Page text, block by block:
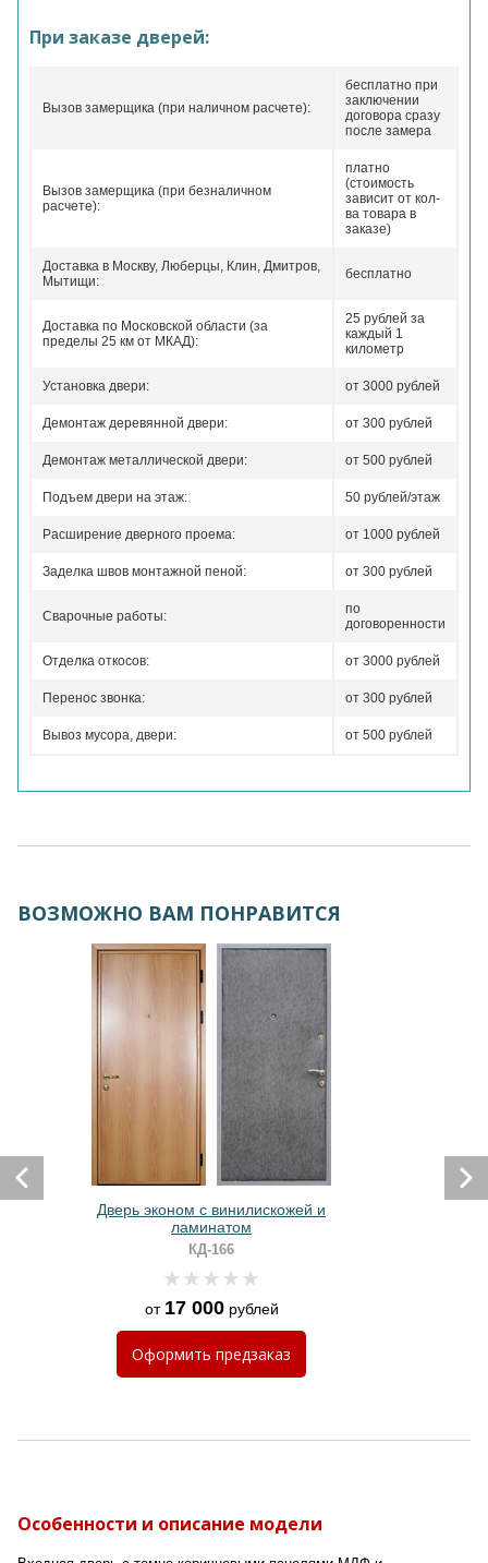
При заказе дверей:
Вызов замерщика (при наличном расчете):
бесплатно при
заключении
договора сразу
после замера
Вызов замерщика (при безналичном
расчете):
платно
(стоимость
зависит от кол-
ва товара в
заказе)
Доставка в Москву, Люберцы, Клин, Дмитров,
Мытищи:
бесплатно
Доставка по Московской области (за
пределы 25 км от МКАД):
25 рублей за
каждый 1
километр
Установка двери: от 3000 рублей
Демонтаж деревянной двери: от 300 рублей
Демонтаж металлической двери: от 500 рублей
Подъем двери на этаж: 50 рублей/этаж
Расширение дверного проема: от 1000 рублей
Заделка швов монтажной пеной: от 300 рублей
Сварочные работы:
по
договоренности
Отделка откосов: от 3000 рублей
Перенос звонка: от 300 рублей
Вывоз мусора, двери: от 500 рублей
ВОЗМОЖНО ВАМ ПОНРАВИТСЯ
Дверь эконом с винилискожей и
ламинатом
КД-166
от 17 000рублей
Оформить предзаказ
Особенности и описание модели